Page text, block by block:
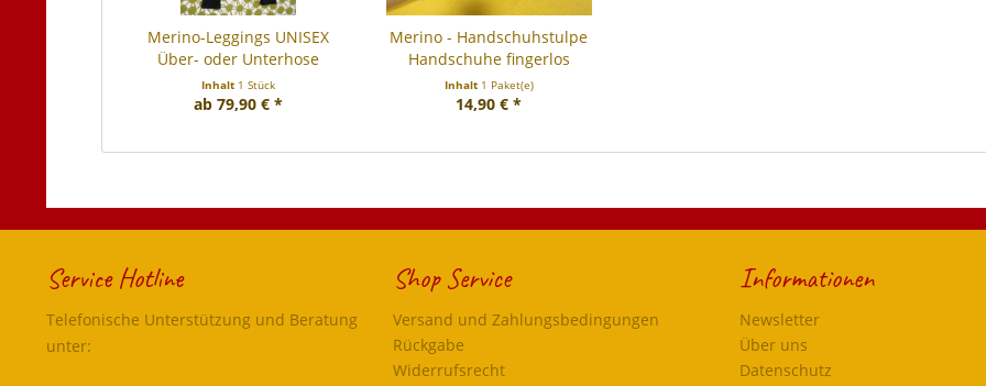
Merino-Leggings UNISEX
Über- oder Unterhose
Inhalt 1 Stück
ab 79,90 € *
Merino - Handschuhstulpe
Handschuhe fingerlos
Inhalt 1 Paket(e)
14,90 € *
Service Hotline
Telefonische Unterstützung und Beratung
unter:
Shop Service
Versand und Zahlungsbedingungen
Rückgabe
Widerrufsrecht
Informationen
Newsletter
Über uns
Datenschutz